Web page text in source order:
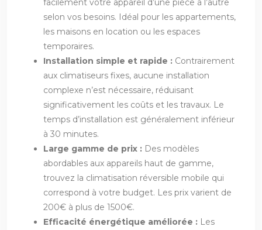
facilement votre appareil d’une pièce à l’autre
selon vos besoins. Idéal pour les appartements,
les maisons en location ou les espaces
temporaires.
Installation simple et rapide : Contrairement
aux climatiseurs fixes, aucune installation
complexe n’est nécessaire, réduisant
significativement les coûts et les travaux. Le
temps d’installation est généralement inférieur
à 30 minutes.
Large gamme de prix : Des modèles
abordables aux appareils haut de gamme,
trouvez la climatisation réversible mobile qui
correspond à votre budget. Les prix varient de
200€ à plus de 1500€.
Efficacité énergétique améliorée : Les